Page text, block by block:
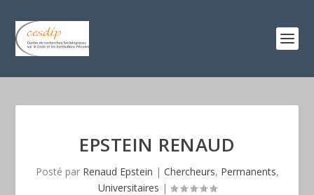
EPSTEIN RENAUD
Posté par Renaud Epstein | Chercheurs, Permanents,
Universitaires |